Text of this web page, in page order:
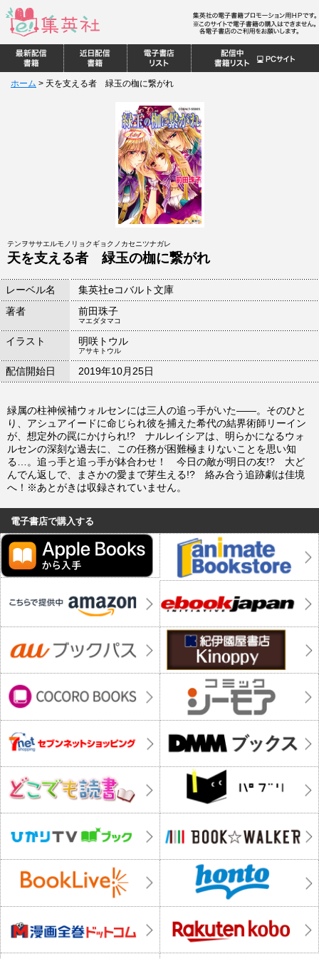
ホーム > 天を支える者 緑玉の枷に繋がれ
テンヲササエルモノリョクギョクノカセニツナガレ
天を支える者 緑玉の枷に繋がれ
レーベル名
集英社eコバルト文庫
著者
前田珠子
マエダタマコ
イラスト 明咲トウル
アサキトウル
配信開始日 2019年10月25日
緑属の柱神候補ウォルセンには三人の追っ手がいた――。そのひと
り、アシュアイードに命じられ彼を捕えた希代の結界術師リーイン
が、想定外の罠にかけられ!? ナルレイシアは、明らかになるウォ
ルセンの深刻な過去に、この任務が困難極まりないことを思い知
る…。追っ手と追っ手が鉢合わせ！ 今日の敵が明日の友!? 大ど
んでん返しで、まさかの愛まで芽生える!? 絡み合う追跡劇は佳境
へ！※あとがきは収録されていません。
電子書店で購入する